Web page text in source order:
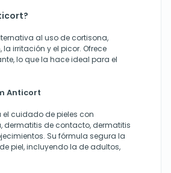
al uso de cortisona,
irritación y el picor. Ofrece
lo que la hace ideal para el
Anticort
cuidado de pieles con
de contacto, dermatitis
Su fórmula segura la
piel, incluyendo la de adultos,